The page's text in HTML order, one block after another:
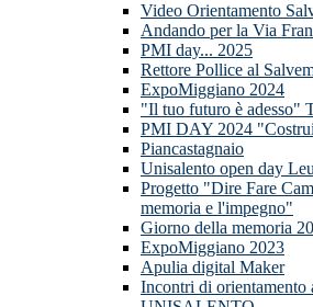
Video Orientamento
Andando per la Via
PMI day... 2025
Rettore Pollice al
ExpoMiggiano 2024
"Il tuo futuro è adesso"
PMI DAY 2024
Piancastagnaio
Unisalento open day
Progetto "Dire Fare
memoria e l'impegno"
Giorno della memoria
ExpoMiggiano 2023
Apulia digital Maker
Incontri di orientamento